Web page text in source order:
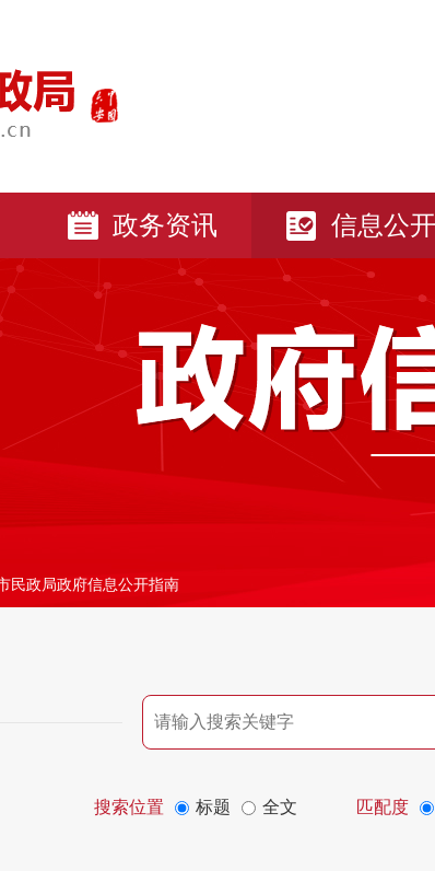
政务资讯 信息公开
民政局政府信息公开指南
搜索位置 标题 全文 匹配度